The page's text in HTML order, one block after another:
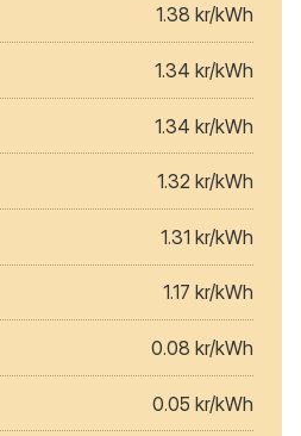
1.38 kr/kWh
1.34 kr/kWh
1.34 kr/kWh
1.32 kr/kWh
1.31 kr/kWh
1.17 kr/kWh
0.08 kr/kWh
0.05 kr/kWh